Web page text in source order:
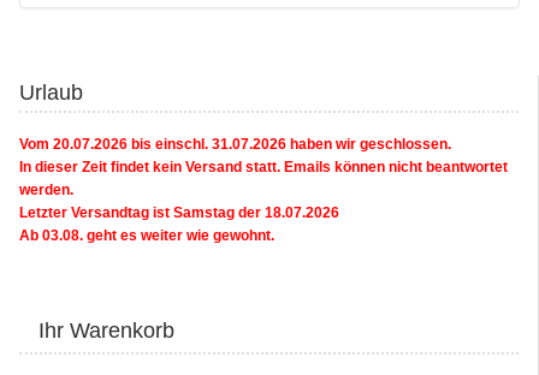
Urlaub
Vom 20.07.2026 bis einschl. 31.07.2026 haben wir geschlossen.
In dieser Zeit findet kein Versand statt. Emails können nicht beantwortet
werden.
Letzter Versandtag ist Samstag der 18.07.2026
Ab 03.08. geht es weiter wie gewohnt.
Ihr Warenkorb